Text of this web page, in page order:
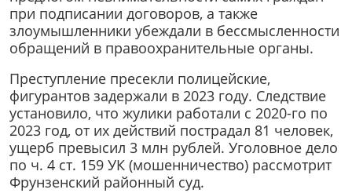
при подписании договоров, а также
злоумышленники убеждали в бессмысленности
обращений в правоохранительные органы.
Преступление пресекли полицейские,
фигурантов задержали в 2023 году. Следствие
установило, что жулики работали с 2020-го по
2023 год, от их действий пострадал 81 человек,
ущерб превысил 3 млн рублей. Уголовное дело
по ч. 4 ст. 159 УК (мошенничество) рассмотрит
Фрунзенский районный суд.